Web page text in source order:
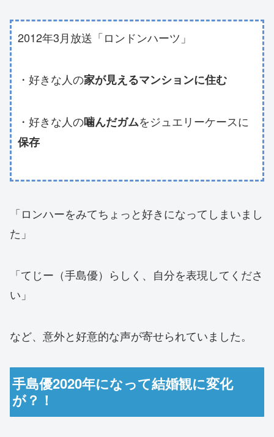
2012年3月放送「ロンドンハーツ」
・好きな人の家が見えるマンションに住む
・好きな人の噛んだガムをジュエリーケースに
保存
「ロンハーをみてちょっと好きになってしまいまし
た」
「てじー（手島優）らしく、自分を表現してくださ
い」
など、意外と好意的な声が寄せられていました。
手島優2020年になって結婚観に変化
が？！